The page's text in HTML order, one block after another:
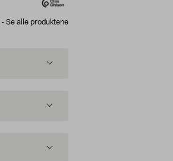
- Se alle produktene